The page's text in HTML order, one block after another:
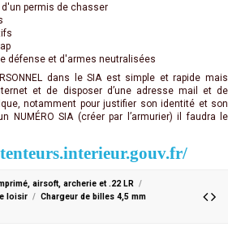
permis de chasser
défense et d'armes neutralisées
dans le SIA est simple et rapide mais
et de disposer d’une adresse mail et de
notamment pour justifier son identité et son
NUMÉRO SIA (créer par l’armurier) il faudra le
airsoft, archerie et .22 LR
loisir
Chargeur de billes 4,5 mm